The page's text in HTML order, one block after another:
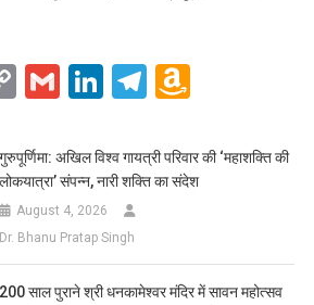
CopyGmailLinkedIn
Telegram
List
गुरुपूर्णिमा: अखिल विश्व गायत्री परिवार की ‘महाशक्ति की
लोकयात्रा’ संपन्न, नारी शक्ति का संदेश
August 4, 2026
Dr. Bhanu Pratap Singh
200 साल पुराने श्री धनकामेश्वर मंदिर में सावन महोत्सव